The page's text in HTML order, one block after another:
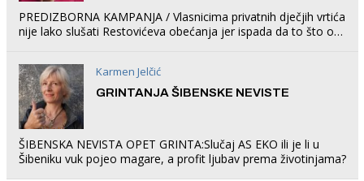
PREDIZBORNA KAMPANJA / Vlasnicima privatnih dječjih vrtića
nije lako slušati Restovićeva obećanja jer ispada da to što oni
Karmen Jelčić
GRINTANJA ŠIBENSKE NEVISTE
ŠIBENSKA NEVISTA OPET GRINTA:Slučaj AS EKO ili je li u
Šibeniku vuk pojeo magare, a profit ljubav prema životinjama?